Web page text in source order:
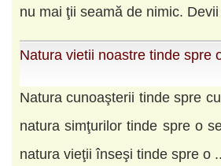
nu mai ţii seamă de nimic.
Natura vietii noastre tinde spre
Natura cunoaşterii tinde spre
natura simţurilor tinde spre o
natura vieţii înseşi tinde spre o